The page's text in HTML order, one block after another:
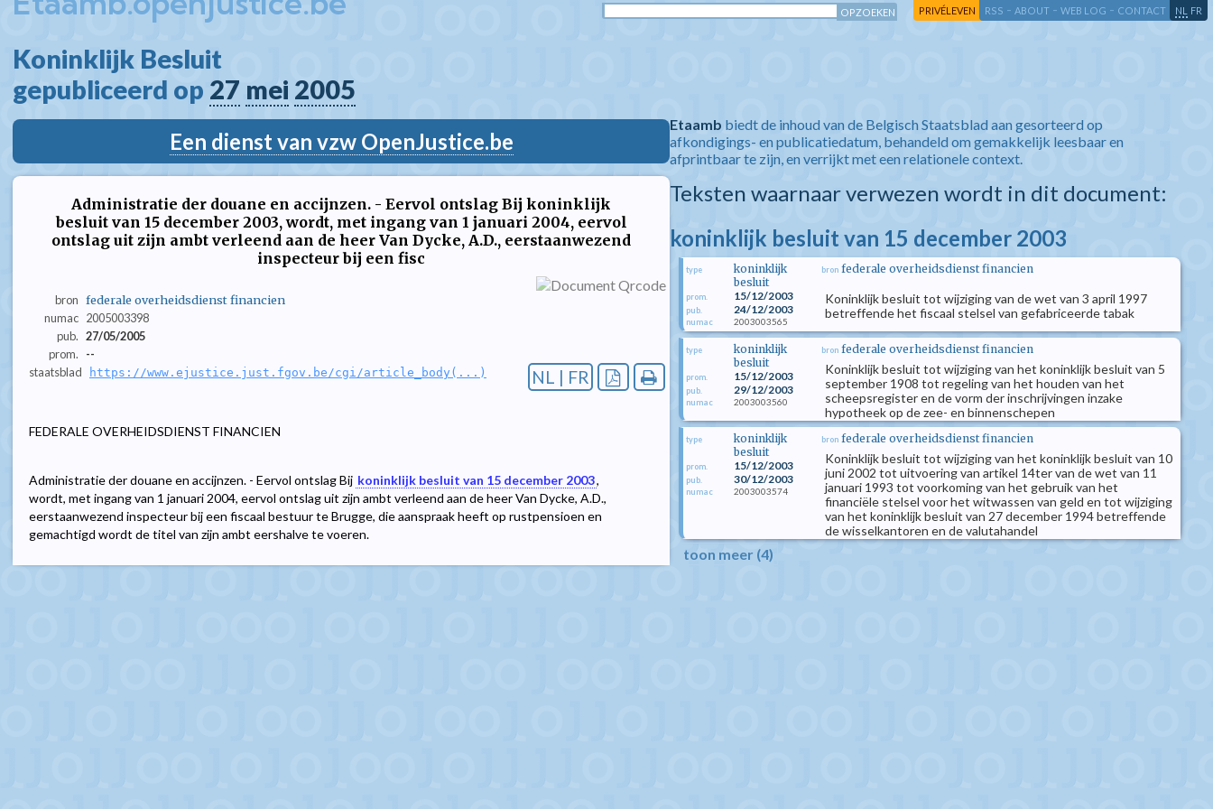
PRIVÉLEVEN RSS - ABOUT - WEB LOG - CONTACT NL FR
Koninklijk Besluit
gepubliceerd op 27 mei 2005
Een dienst van vzw OpenJustice.be
Administratie der douane en accijnzen. - Eervol ontslag Bij koninklijk
besluit van 15 december 2003, wordt, met ingang van 1 januari 2004, eervol
ontslag uit zijn ambt verleend aan de heer Van Dycke, A.D., eerstaanwezend
inspecteur bij een fisc
bron federale overheidsdienst financien
numac 2005003398
pub. 27/05/2005
prom.
--
staatsblad
https://www.ejustice.just.fgov.be/cgi/article_body(...) NL | FR
FEDERALE OVERHEIDSDIENST FINANCIEN
Administratie der douane en accijnzen. - Eervol ontslag Bij koninklijk besluit van 15 december 2003,
wordt, met ingang van 1 januari 2004, eervol ontslag uit zijn ambt verleend aan de heer Van Dycke, A.D.,
eerstaanwezend inspecteur bij een fiscaal bestuur te Brugge, die aanspraak heeft op rustpensioen en
gemachtigd wordt de titel van zijn ambt eershalve te voeren.
Etaamb biedt de inhoud van de Belgisch Staatsblad aan gesorteerd op
afkondigings- en publicatiedatum, behandeld om gemakkelijk leesbaar en
afprintbaar te zijn, en verrijkt met een relationele context.
Teksten waarnaar verwezen wordt in dit document:
koninklijk besluit van 15 december 2003
type
koninklijk
besluit
prom. 15/12/2003
pub. 24/12/2003
numac 2003003565
bron federale overheidsdienst financien
Koninklijk besluit tot wijziging van de wet van 3 april 1997
betreffende het fiscaal stelsel van gefabriceerde tabak
type
koninklijk
besluit
prom. 15/12/2003
pub. 29/12/2003
numac 2003003560
bron federale overheidsdienst financien
Koninklijk besluit tot wijziging van het koninklijk besluit van 5
september 1908 tot regeling van het houden van het
scheepsregister en de vorm der inschrijvingen inzake
hypotheek op de zee- en binnenschepen
type
koninklijk
besluit
prom. 15/12/2003
pub. 30/12/2003
numac 2003003574
bron federale overheidsdienst financien
Koninklijk besluit tot wijziging van het koninklijk besluit van 10
juni 2002 tot uitvoering van artikel 14ter van de wet van 11
januari 1993 tot voorkoming van het gebruik van het
financiële stelsel voor het witwassen van geld en tot wijziging
van het koninklijk besluit van 27 december 1994 betreffende
de wisselkantoren en de valutahandel
toon meer (4)